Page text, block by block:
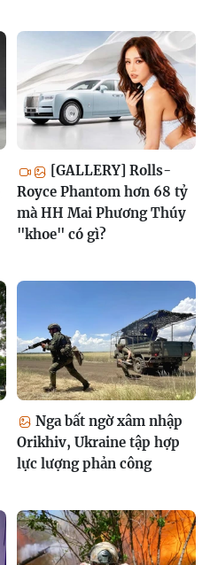
[GALLERY] Rolls-
Royce Phantom hơn 68 tỷ
mà HH Mai Phương Thúy
"khoe" có gì?
Nga bất ngờ xâm nhập
Orikhiv, Ukraine tập hợp
lực lượng phản công